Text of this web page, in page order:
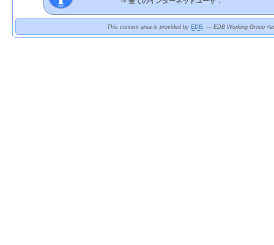
This content area is provided by EDB. --- EDB Working Group